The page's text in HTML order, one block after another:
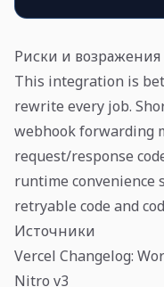
Риски и возражения
This integration is
rewrite every job.
webhook forwarding
request/response
runtime convenience
retryable code and
Источники
Vercel Changelog:
Nitro v3